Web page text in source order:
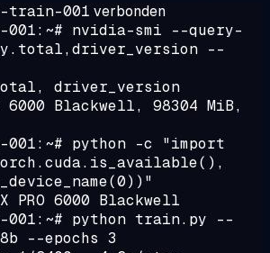
train-001 verbonden
001:~# nvidia-smi --query-
--
driver_version
6000 Blackwell, 98304 MiB,
001:~# python -c "import
PRO 6000 Blackwell
001:~# python train.py --
--epochs 3